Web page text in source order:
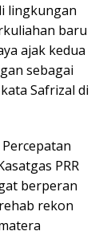
lingkungan
baru
ajak kedua
sebagai
Safrizal di
PRR
berperan
rekon